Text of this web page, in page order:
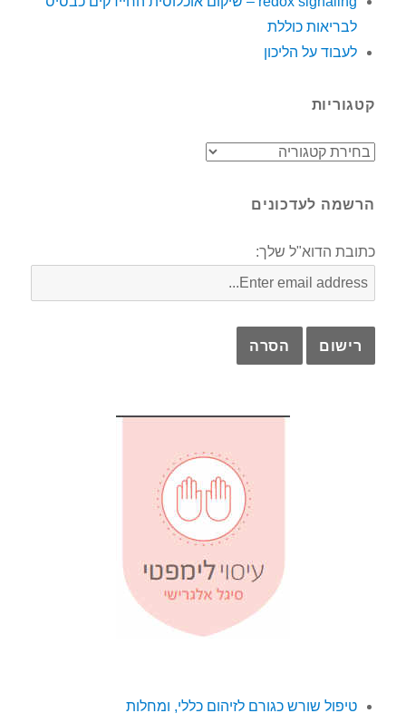
לבריאות כוללת
לעבוד על הליכון
קטגוריות
קטגוריות
הרשמה לעדכונים
כתובת הדוא"ל שלך:
טיפול שורש כגורם לזיהום כללי, ומחלות